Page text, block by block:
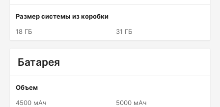
Размер системы из коробки
18 ГБ
31 ГБ
Батарея
Объем
4500 мАч
5000 мАч